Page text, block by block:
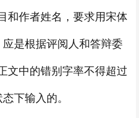
和作者姓名，要求用宋体
是根据评阅人和答辩委
文中的错别字率不得超过
下输入的。